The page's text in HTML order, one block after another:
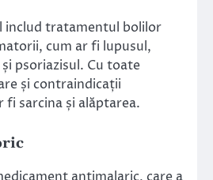
includ tratamentul bolilor
cum ar fi lupusul,
psoriazisul. Cu toate
și contraindicații
sarcina și alăptarea.